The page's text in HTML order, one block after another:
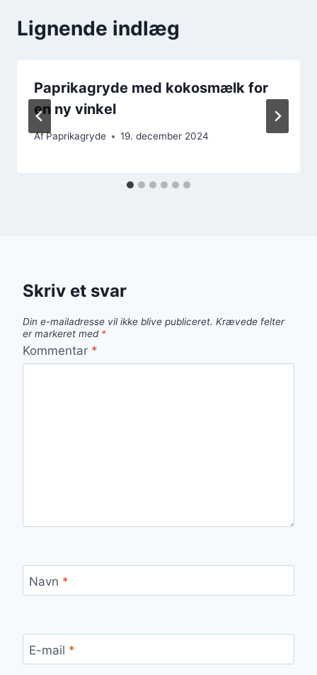
Lignende indlæg
Paprikagryde med kokosmælk for
en ny vinkel
AfPaprikagryde 19. december 2024
Skriv et svar
Din e-mailadresse vil ikke blive publiceret. Krævede felter
er markeret med *
Kommentar *
Navn *
E-mail *